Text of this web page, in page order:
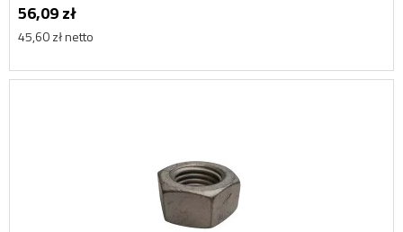
56,09 zł
45,60 zł netto